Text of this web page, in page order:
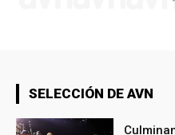
SELECCIÓN DE AVN